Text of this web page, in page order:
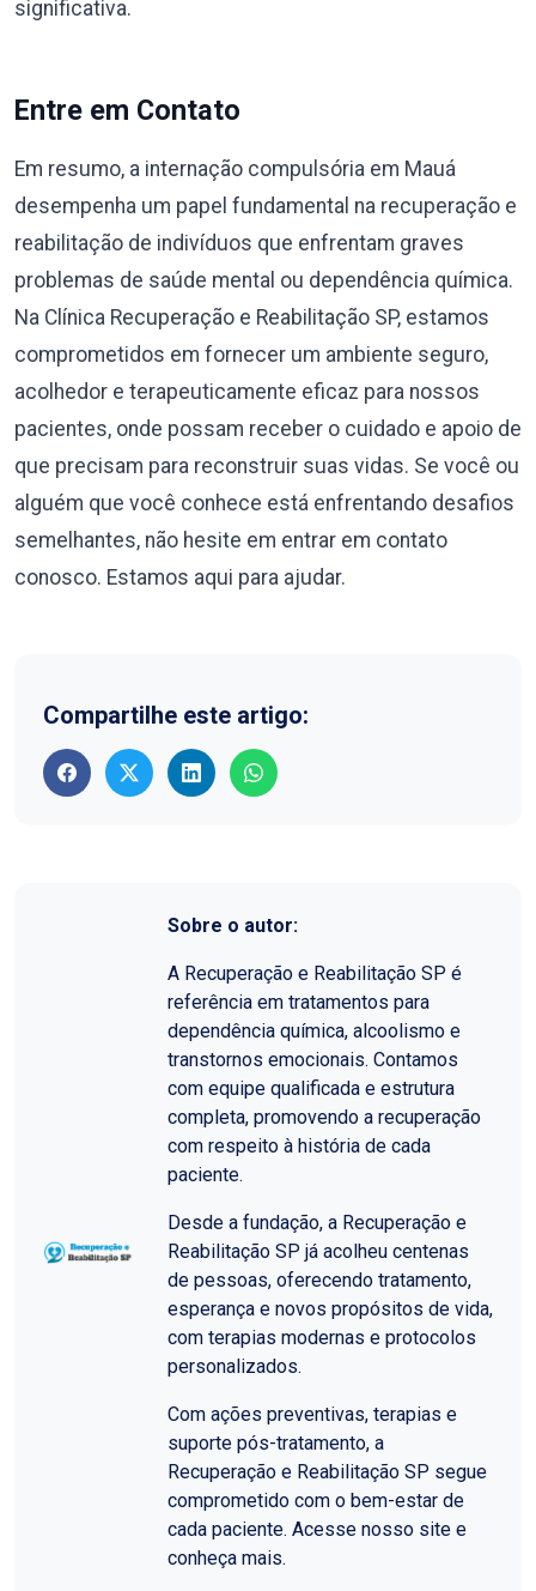
significativa.
Entre em Contato
Em resumo, a internação compulsória em Mauá
desempenha um papel fundamental na recuperação e
reabilitação de indivíduos que enfrentam graves
problemas de saúde mental ou dependência química.
Na Clínica Recuperação e Reabilitação SP, estamos
comprometidos em fornecer um ambiente seguro,
acolhedor e terapeuticamente eficaz para nossos
pacientes, onde possam receber o cuidado e apoio de
que precisam para reconstruir suas vidas. Se você ou
alguém que você conhece está enfrentando desafios
semelhantes, não hesite em entrar em contato
conosco. Estamos aqui para ajudar.
Compartilhe este artigo:
Sobre o autor:
A Recuperação e Reabilitação SP é
referência em tratamentos para
dependência química, alcoolismo e
transtornos emocionais. Contamos
com equipe qualificada e estrutura
completa, promovendo a recuperação
com respeito à história de cada
paciente.
Desde a fundação, a Recuperação e
Reabilitação SP já acolheu centenas
de pessoas, oferecendo tratamento,
esperança e novos propósitos de vida,
com terapias modernas e protocolos
personalizados.
Com ações preventivas, terapias e
suporte pós-tratamento, a
Recuperação e Reabilitação SP segue
comprometido com o bem-estar de
cada paciente. Acesse nosso site e
conheça mais.